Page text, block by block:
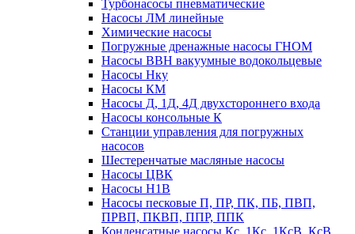
Турбонасосы пневматические
Насосы ЛМ линейные
Химические насосы
Погружные дренажные насосы ГНОМ
Насосы ВВН вакуумные водокольцевые
Насосы Нку
Насосы КМ
Насосы Д, 1Д, 4Д двухстороннего входа
Насосы консольные К
Станции управления для погружных
насосов
Шестеренчатые масляные насосы
Насосы ЦВК
Насосы Н1В
Насосы песковые П, ПР, ПК, ПБ, ПВП,
ПРВП, ПКВП, ППР, ППК
Конденсатные насосы Кс, 1Кс, 1КсВ, КсВ